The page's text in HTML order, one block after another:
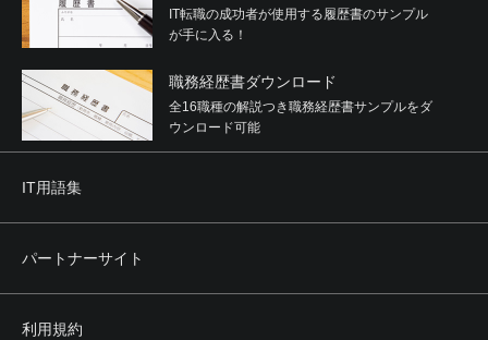
IT転職の成功者が使用する履歴書のサンプル
が手に入る！
職務経歴書ダウンロード
全16職種の解説つき職務経歴書サンプルをダ
ウンロード可能
IT用語集
パートナーサイト
利用規約